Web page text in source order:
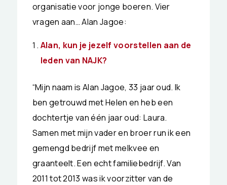
organisatie voor jonge boeren. Vier
vragen aan… Alan Jagoe:
Alan, kun je jezelf voorstellen aan de
leden van NAJK?
“Mijn naam is Alan Jagoe, 33 jaar oud. Ik
ben getrouwd met Helen en heb een
dochtertje van één jaar oud: Laura.
Samen met mijn vader en broer run ik een
gemengd bedrijf met melkvee en
graanteelt. Een echt familiebedrijf. Van
2011 tot 2013 was ik voorzitter van de